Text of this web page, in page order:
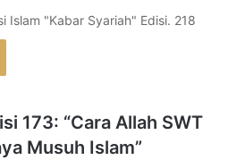
Islam "Kabar Syariah" Edisi. 218
173: “Cara Allah SWT
Musuh Islam”